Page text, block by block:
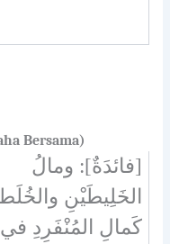
Bersama)
[فائدَةٌ]: ومالُ
الخَلِيطَيْنِ
كَمالِ المُنْفَرِدِ في